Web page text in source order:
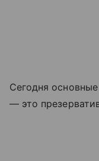
Сегодня
— это